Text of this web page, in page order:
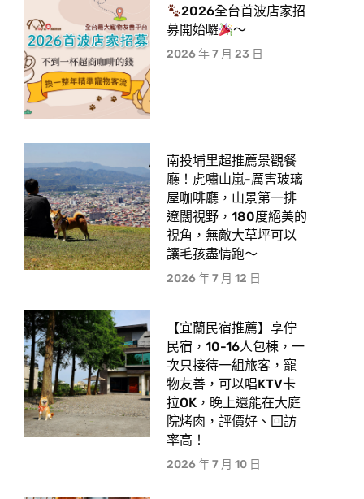
2026全台首波店家招
募開始囉
～
2026 年 7 月 23 日
南投埔里超推薦景觀餐
廳！虎嘯山嵐-厲害玻璃
屋咖啡廳，山景第一排
遼闊視野，180度絕美的
視角，無敵大草坪可以
讓毛孩盡情跑〜
2026 年 7 月 12 日
【宜蘭民宿推薦】享佇
民宿，10-16人包棟，一
次只接待一組旅客，寵
物友善，可以唱KTV卡
拉OK，晚上還能在大庭
院烤肉，評價好、回訪
率高！
2026 年 7 月 10 日